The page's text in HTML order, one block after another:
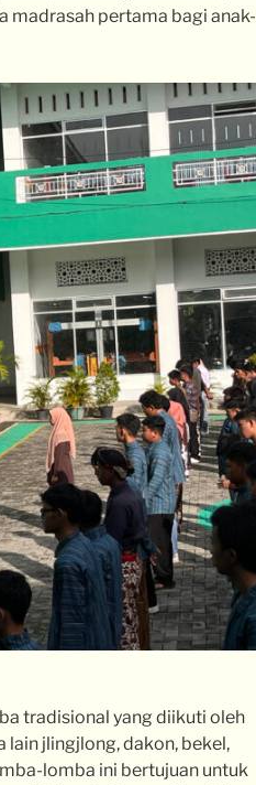
madrasah pertama bagi anak-
tradisional yang diikuti oleh
lain jlingjlong, dakon, bekel,
lomba ini bertujuan untuk